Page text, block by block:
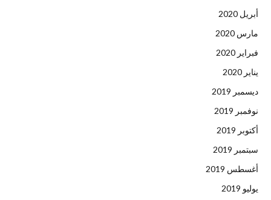
أبريل 2020
مارس 2020
فبراير 2020
يناير 2020
ديسمبر 2019
نوفمبر 2019
أكتوبر 2019
سبتمبر 2019
أغسطس 2019
يوليو 2019